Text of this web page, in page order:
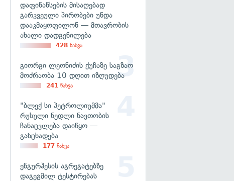
დაფინანსების მისაღებად
გარკვეული პირობები უნდა
დააკმაყოფილონ — მთავრობის
ახალი დადგენილება
428 ნახვა
გიორგი ლეონიძის ქუჩაზე საგზაო
მოძრაობა 10 დღით იზღუდება
241 ნახვა
"ბლექ სი პეტროლიუმმა"
რუსული ნედლი ნავთობის
ჩანაცვლება დაიწყო —
განცხადება
177 ნახვა
ენგურჰესის აგრეგატებზე
დაგეგმილ ტესტირებას